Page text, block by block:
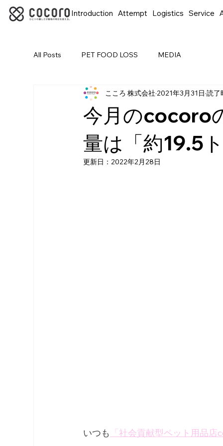
Introduction Attempt Logistics Service
All Posts PET FOOD LOSS MEDIA
今月のcocoro
量は「約19.5
こころ 株式会社 2021年3月31日 読了
更新日：2022年2月28日
いつも 「社会貢献型ペット用品店